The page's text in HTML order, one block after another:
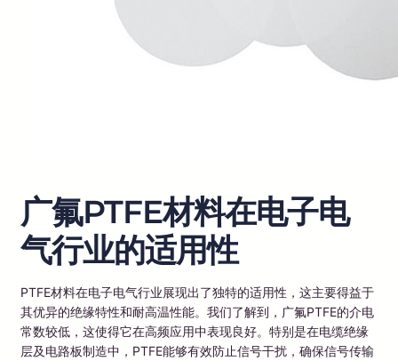
广氟PTFE材料在电子电
气行业的适用性
PTFE材料在电子电气行业展现出了独特的适用性，这主要得益于
其优异的绝缘特性和耐高温性能。我们了解到，广氟PTFE的介电
常数较低，这使得它在高频应用中表现良好。特别是在电缆绝缘
层及电路板制造中，PTFE能够有效防止信号干扰，确保信号传输